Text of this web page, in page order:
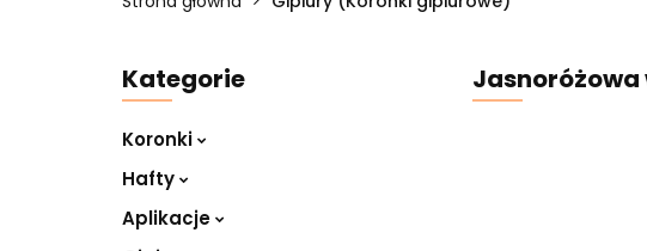
Kategorie
Koronki
Hafty
Aplikacje